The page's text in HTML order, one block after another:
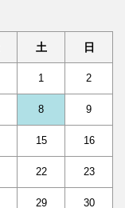
土 日
1 2
8 9
15 16
22 23
29 30